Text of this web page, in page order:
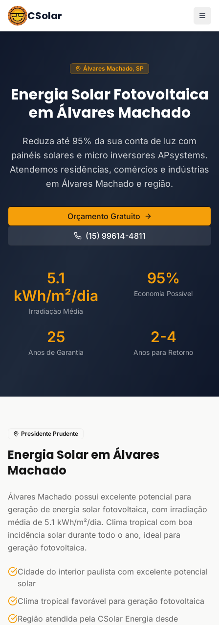
CSolar
Álvares Machado, SP
Energia Solar Fotovoltaica
em Álvares Machado
Reduza até 95% da sua conta de luz com
painéis solares e micro inversores APsystems.
Atendemos residências, comércios e indústrias
em Álvares Machado e região.
Orçamento Gratuito
(15) 99614-4811
5.1
kWh/m²/dia
Irradiação Média
95%
Economia Possível
25
Anos de Garantia
2-4
Anos para Retorno
Presidente Prudente
Energia Solar em Álvares
Machado
Álvares Machado possui excelente potencial para
geração de energia solar fotovoltaica, com irradiação
média de 5.1 kWh/m²/dia. Clima tropical com boa
incidência solar durante todo o ano, ideal para
geração fotovoltaica.
Cidade do interior paulista com excelente potencial
solar
Clima tropical favorável para geração fotovoltaica
Região atendida pela CSolar Energia desde